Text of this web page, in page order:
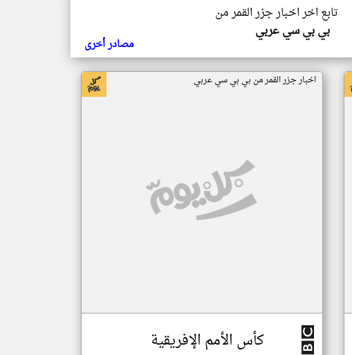
تابع اخر اخبار جزر القمر من
بي بي سي عربي
مصادر أخرى
اخبار جزر القمر من بي بي سي عربي
كأس الأمم الإفريقية